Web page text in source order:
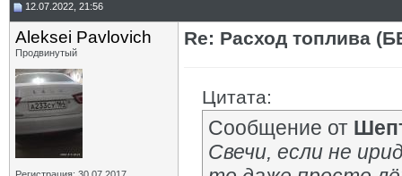
12.07.2022, 21:56
Aleksei Pavlovich
Продвинутый
Re: Расход топлива
Цитата:
Сообщение от
Свечи, если не